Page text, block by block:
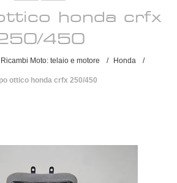
honda crfx
450
Ricambi Moto: telaio e motore / Honda /
ottico honda crfx 250/450